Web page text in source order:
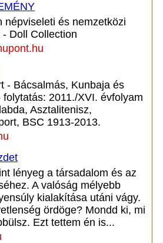
és nemzetközi
Doll Collection
- Bácsalmás, Kunbaja és
2011./XVI. évfolyam
Asztalitenisz,
BSC 1913-2013.
lényeg a társadalom és az
A valóság mélyebb
kialakítása utáni vágy.
ördöge? Mondd ki, mi
Ezt tettem én is...